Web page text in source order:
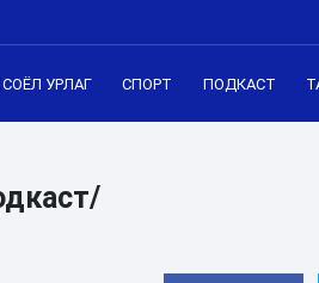
СОЁЛ УРЛАГ СПОРТ ПОДКАСТ